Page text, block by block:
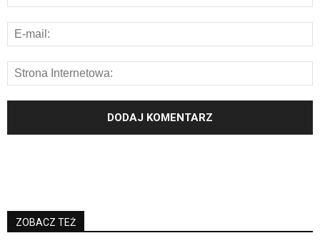
ZOBACZ TEŻ